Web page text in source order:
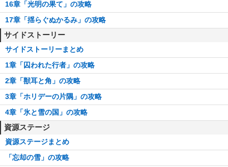
16章「光明の果て」の攻略
17章「揺らぐぬかるみ」の攻略
サイドストーリー
サイドストーリーまとめ
1章「囚われた行者」の攻略
2章「獣耳と角」の攻略
3章「ホリデーの片隅」の攻略
4章「氷と雪の国」の攻略
資源ステージ
資源ステージまとめ
「忘却の雪」の攻略